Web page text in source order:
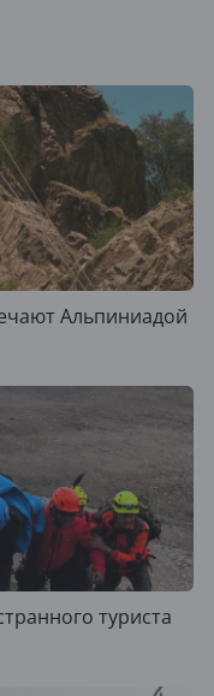
Альпиниадой
туриста